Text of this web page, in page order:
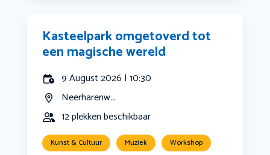
Kasteelpark omgetoverd tot
een magische wereld
9 August 2026 | 10:30
Neerharenw...
12 plekken beschikbaar
Kunst & Cultuur Muziek Workshop